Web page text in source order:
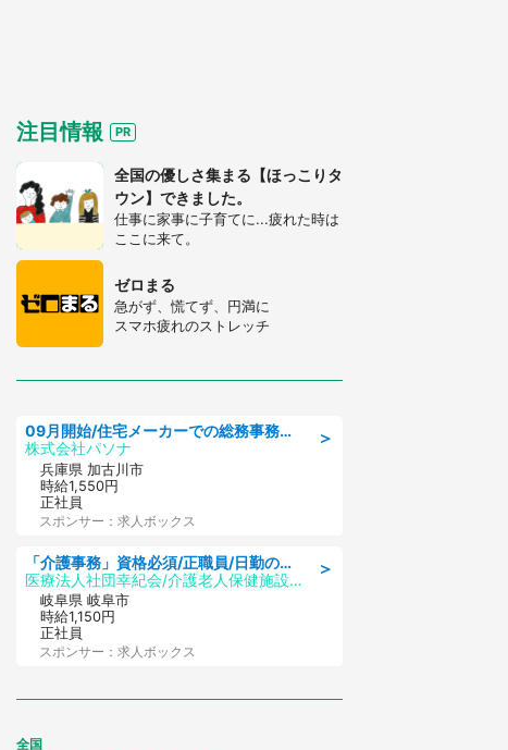
注目情報
全国の優しさ集まる【ほっこりタ
ウン】できました。
仕事に家事に子育てに...疲れた時は
ここに来て。
ゼロまる
急がず、慌てず、円満に
スマホ疲れのストレッチ
＞
09月開始/住宅メーカーでの総務事務のお仕事/駅近/車通勤可/一般事務/人事労務
株式会社パソナ
兵庫県 加古川市
時給1,550円
正社員
スポンサー：求人ボックス
＞
「介護事務」資格必須/正職員/日勤のみ/介護老人保健施設
医療法人社団幸紀会/介護老人保健施設 グリーンビラ安江
岐阜県 岐阜市
時給1,150円
正社員
スポンサー：求人ボックス
全国